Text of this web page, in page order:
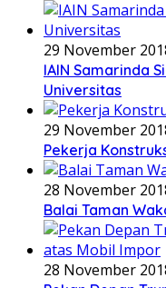
29 November
IAIN Samarinda
Universitas
29 November
Pekerja
28 November
Balai Taman
28 November